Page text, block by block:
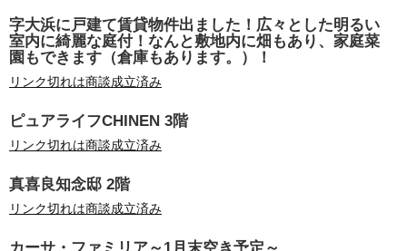
字大浜に戸建て賃貸物件出ました！広々とした明るい
室内に綺麗な庭付！なんと敷地内に畑もあり、家庭菜
園もできます（倉庫もあります。）！
リンク切れは商談成立済み
ピュアライフCHINEN 3階
リンク切れは商談成立済み
真喜良知念邸 2階
リンク切れは商談成立済み